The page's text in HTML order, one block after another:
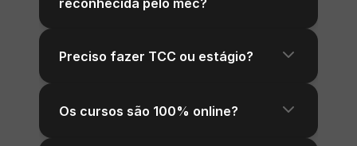
reconhecida pelo mec?
Preciso fazer TCC ou estágio?
Os cursos são 100% online?